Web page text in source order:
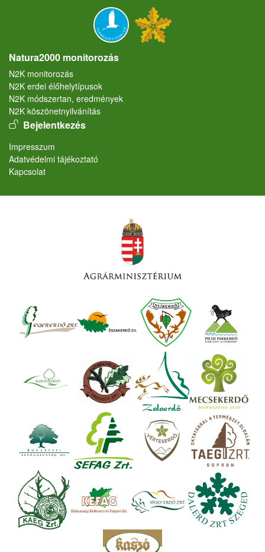
Natura2000 monitorozás
N2K monitorozás
N2K erdei élőhelytípusok
N2K módszertan, eredmények
N2K köszönetnyilvánítás
User account menu
Bejelentkezés
Lábléc
Impresszum
Adatvédelmi tájékoztató
Kapcsolat